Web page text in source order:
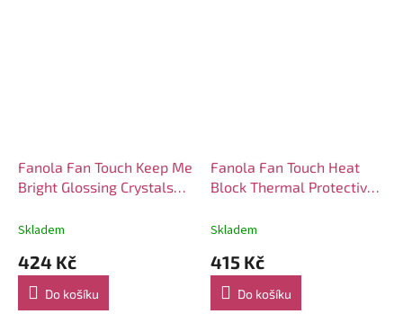
Fanola Fan Touch Keep Me
Bright Glossing Crystals
Skladem
424 Kč
Do košíku
Fanola Fan Touch Heat
Block Thermal Protective
Skladem
415 Kč
Do košíku